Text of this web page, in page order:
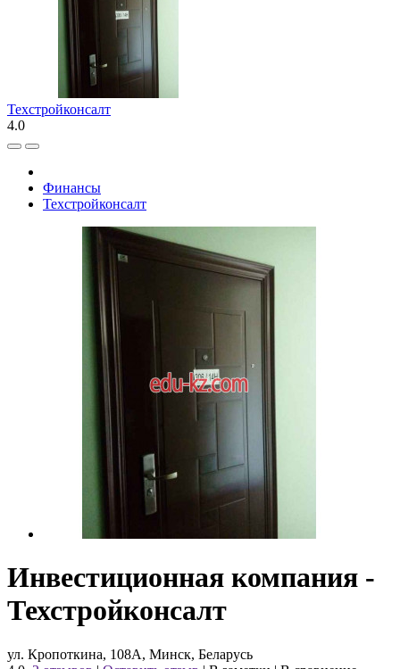
Техстройконсалт
4.0
Финансы
Техстройконсалт
Инвестиционная компания -
Техстройконсалт
ул. Кропоткина, 108А, Минск, Беларусь